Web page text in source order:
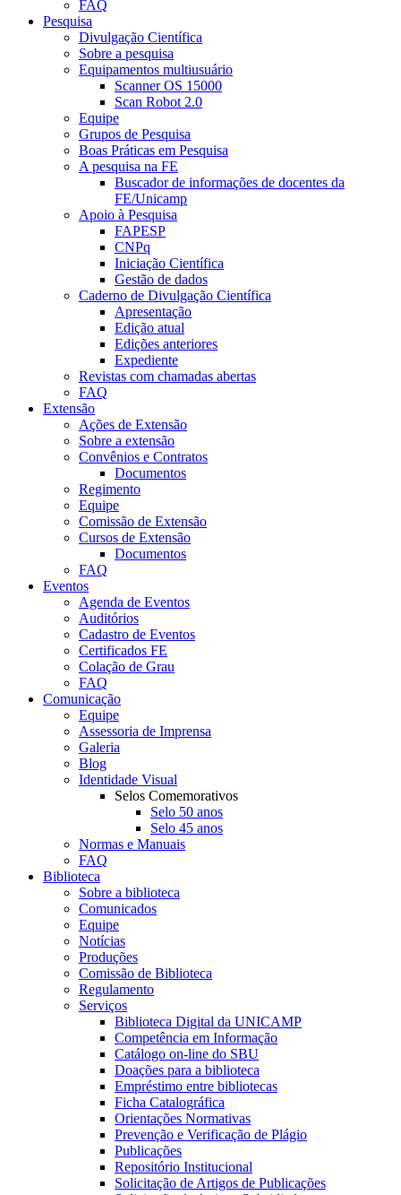
FAQ
Pesquisa
Divulgação Científica
Sobre a pesquisa
Equipamentos multiusuário
Scanner OS 15000
Scan Robot 2.0
Equipe
Grupos de Pesquisa
Boas Práticas em Pesquisa
A pesquisa na FE
Buscador de informações de docentes da
FE/Unicamp
Apoio à Pesquisa
FAPESP
CNPq
Iniciação Científica
Gestão de dados
Caderno de Divulgação Científica
Apresentação
Edição atual
Edições anteriores
Expediente
Revistas com chamadas abertas
FAQ
Extensão
Ações de Extensão
Sobre a extensão
Convênios e Contratos
Documentos
Regimento
Equipe
Comissão de Extensão
Cursos de Extensão
Documentos
FAQ
Eventos
Agenda de Eventos
Auditórios
Cadastro de Eventos
Certificados FE
Colação de Grau
FAQ
Comunicação
Equipe
Assessoria de Imprensa
Galeria
Blog
Identidade Visual
Selos Comemorativos
Selo 50 anos
Selo 45 anos
Normas e Manuais
FAQ
Biblioteca
Sobre a biblioteca
Comunicados
Equipe
Notícias
Produções
Comissão de Biblioteca
Regulamento
Serviços
Biblioteca Digital da UNICAMP
Competência em Informação
Catálogo on-line do SBU
Doações para a biblioteca
Empréstimo entre bibliotecas
Ficha Catalográfica
Orientações Normativas
Prevenção e Verificação de Plágio
Publicações
Repositório Institucional
Solicitação de Artigos de Publicações